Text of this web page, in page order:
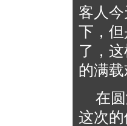
客人
下，
了，
的满载
在
这次